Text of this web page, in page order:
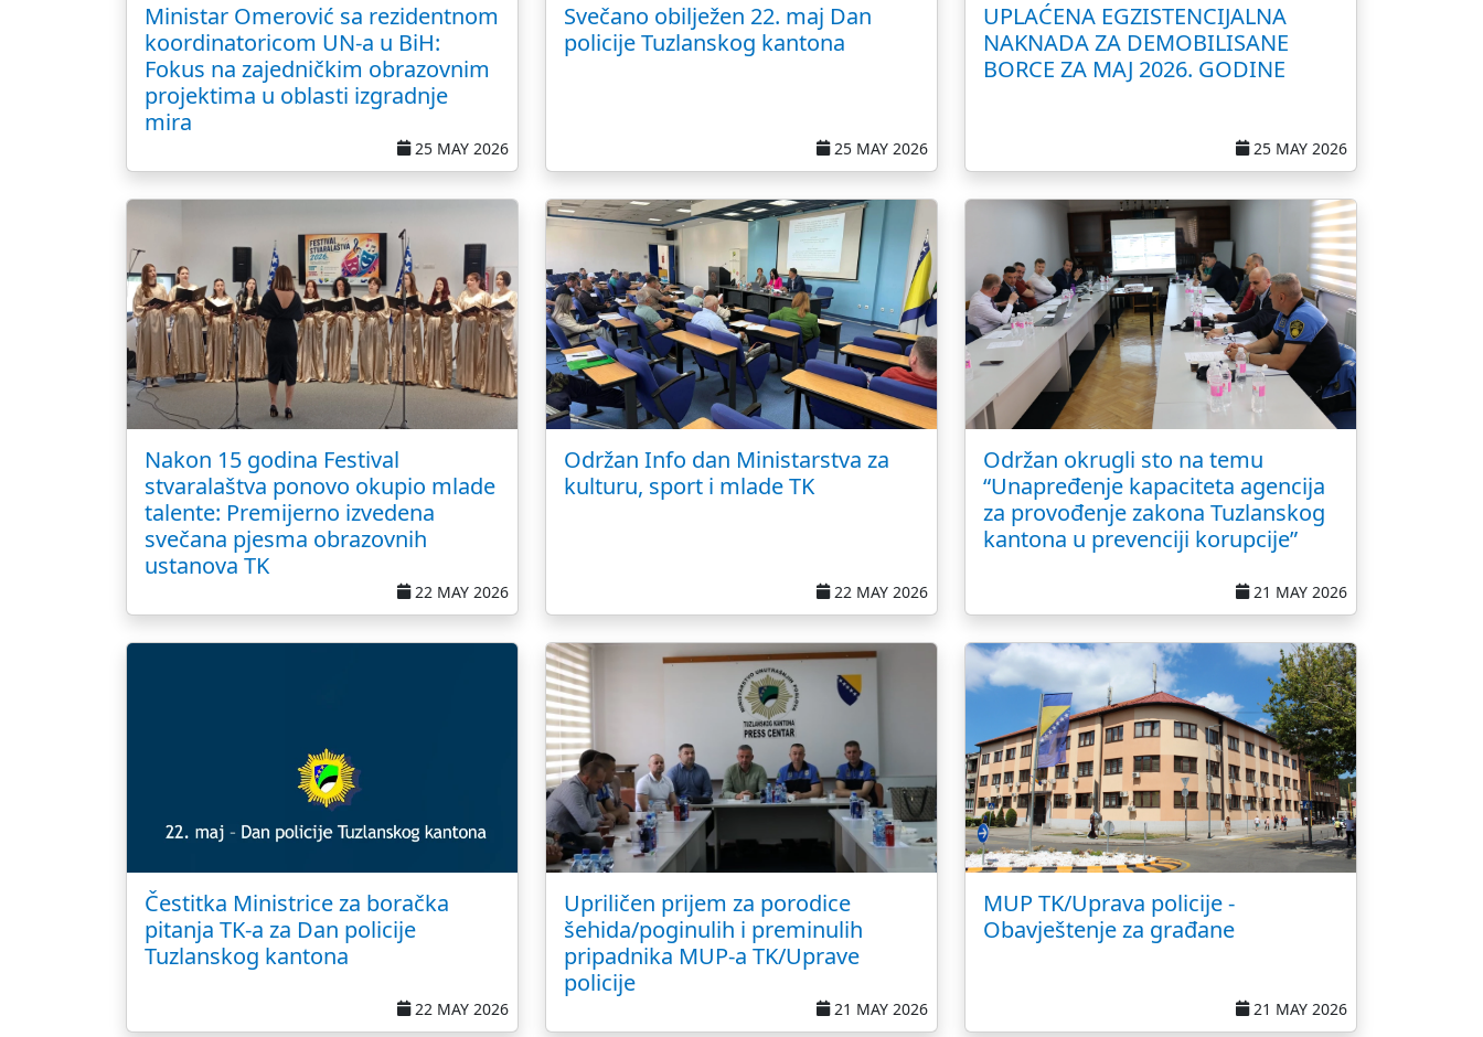
Ministar Omerović sa rezidentnom
koordinatoricom UN-a u BiH:
Fokus na zajedničkim obrazovnim
projektima u oblasti izgradnje
mira
25 MAY 2026
Svečano obilježen 22. maj Dan
policije Tuzlanskog kantona
25 MAY 2026
UPLAĆENA EGZISTENCIJALNA
NAKNADA ZA DEMOBILISANE
BORCE ZA MAJ 2026. GODINE
25 MAY 2026
Nakon 15 godina Festival
stvaralaštva ponovo okupio mlade
talente: Premijerno izvedena
svečana pjesma obrazovnih
ustanova TK
22 MAY 2026
Održan Info dan Ministarstva za
kulturu, sport i mlade TK
22 MAY 2026
Održan okrugli sto na temu
“Unapređenje kapaciteta agencija
za provođenje zakona Tuzlanskog
kantona u prevenciji korupcije”
21 MAY 2026
Čestitka Ministrice za boračka
pitanja TK-a za Dan policije
Tuzlanskog kantona
22 MAY 2026
Upriličen prijem za porodice
šehida/poginulih i preminulih
pripadnika MUP-a TK/Uprave
policije
21 MAY 2026
MUP TK/Uprava policije -
Obavještenje za građane
21 MAY 2026